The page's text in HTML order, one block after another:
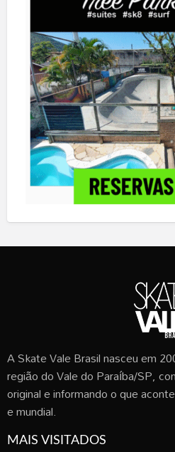
A Skate Vale Brasil nasceu em
região do Vale do Paraíba/SP,
original e informando o que
e mundial.
MAIS VISITADOS